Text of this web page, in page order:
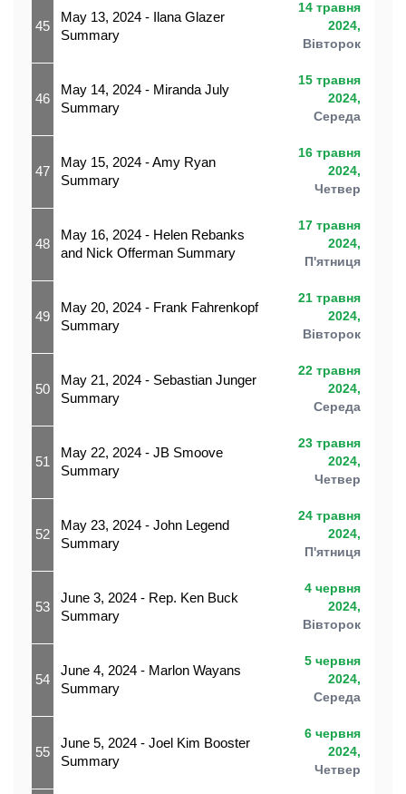
45
May 13, 2024 - Ilana Glazer
Summary
14 травня
2024,
Вівторок
46
May 14, 2024 - Miranda July
Summary
15 травня
2024,
Середа
47
May 15, 2024 - Amy Ryan
Summary
16 травня
2024,
Четвер
48
May 16, 2024 - Helen Rebanks
and Nick Offerman Summary
17 травня
2024,
П'ятниця
49
May 20, 2024 - Frank Fahrenkopf
Summary
21 травня
2024,
Вівторок
50
May 21, 2024 - Sebastian Junger
Summary
22 травня
2024,
Середа
51
May 22, 2024 - JB Smoove
Summary
23 травня
2024,
Четвер
52
May 23, 2024 - John Legend
Summary
24 травня
2024,
П'ятниця
53
June 3, 2024 - Rep. Ken Buck
Summary
4 червня
2024,
Вівторок
54
June 4, 2024 - Marlon Wayans
Summary
5 червня
2024,
Середа
55
June 5, 2024 - Joel Kim Booster
Summary
6 червня
2024,
Четвер